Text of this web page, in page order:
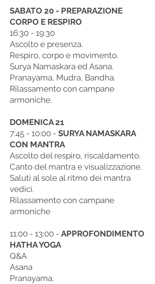
SABATO 20 - PREPARAZIONE
CORPO E RESPIRO
16:30 - 19:30
Ascolto e presenza.
Respiro, corpo e movimento.
Surya Namaskara ed Asana.
Pranayama, Mudra, Bandha.
Rilassamento con campane
armoniche.
DOMENICA 21
7:45 - 10:00 - SURYA NAMASKARA
CON MANTRA
Ascolto del respiro, riscaldamento.
Canto del mantra e visualizzazione.
Saluti al sole al ritmo dei mantra
vedici.
Rilassamento con campane
armoniche
11:00 - 13:00 - APPROFONDIMENTO
HATHA YOGA
Q&A
Asana
Pranayama.